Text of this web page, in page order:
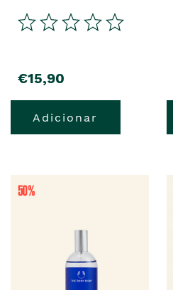
€15,90
Adicionar